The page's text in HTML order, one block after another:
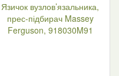
Язичок вузлов’язальника,
прес-підбирач Massey
Ferguson, 918030M91